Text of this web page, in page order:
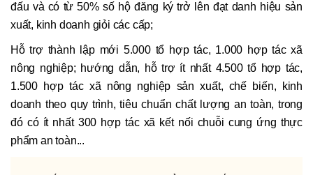
đấu và có từ 50% số hộ đăng ký trở lên đạt danh hiệu sản
xuất, kinh doanh giỏi các cấp;
Hỗ trợ thành lập mới 5.000 tổ hợp tác, 1.000 hợp tác xã
nông nghiệp; hướng dẫn, hỗ trợ ít nhất 4.500 tổ hợp tác,
1.500 hợp tác xã nông nghiệp sản xuất, chế biến, kinh
doanh theo quy trình, tiêu chuẩn chất lượng an toàn, trong
đó có ít nhất 300 hợp tác xã kết nối chuỗi cung ứng thực
phẩm an toàn...